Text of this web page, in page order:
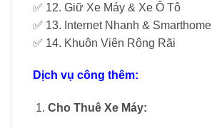
✅ 12. Giữ Xe Máy & Xe Ô Tô
✅ 13. Internet Nhanh & Smarthome
✅ 14. Khuôn Viên Rộng Rãi
Dịch vụ công thêm:
Cho Thuê Xe Máy: